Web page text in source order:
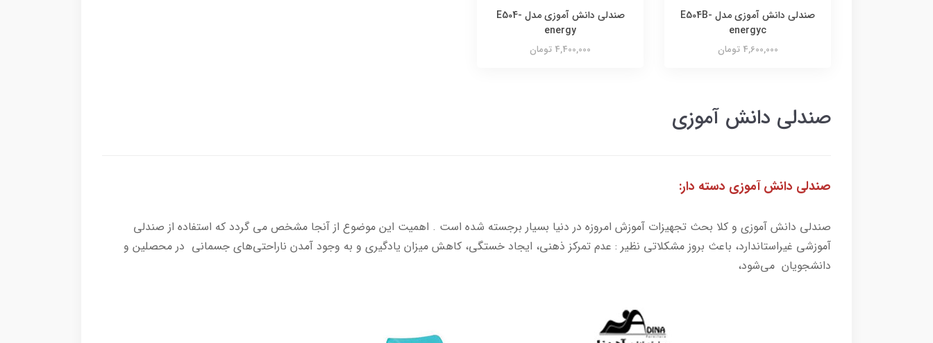
صندلی دانش آموزی مدل E504B-
energyc
4,600,000 تومان
صندلی دانش آموزی مدل E504-
energy
4,400,000 تومان
صندلی دانش آموزی
صندلی دانش آموزی دسته دار:
صندلی دانش آموزی و کلا بحث تجهیزات آموزش امروزه در دنیا بسیار برجسته شده است . اهمیت این موضوع از آنجا مشخص می گردد که استفاده از صندلی
آموزشی غیراستاندارد، باعث بروز مشکلاتی نظیر : عدم تمرکز ذهنی، ایجاد خستگی، کاهش میزان یادگیری و به وجود آمدن ناراحتی‌های جسمانی در محصلین و
دانشجویان می‌شود،